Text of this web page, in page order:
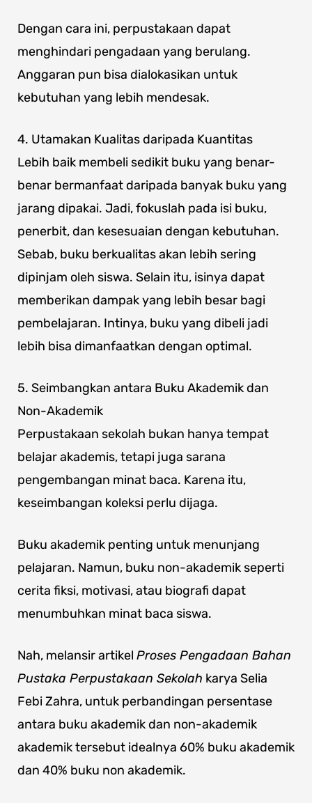
Dengan cara ini, perpustakaan dapat
menghindari pengadaan yang berulang.
Anggaran pun bisa dialokasikan untuk
kebutuhan yang lebih mendesak.
4. Utamakan Kualitas daripada Kuantitas
Lebih baik membeli sedikit buku yang benar-
benar bermanfaat daripada banyak buku yang
jarang dipakai. Jadi, fokuslah pada isi buku,
penerbit, dan kesesuaian dengan kebutuhan.
Sebab, buku berkualitas akan lebih sering
dipinjam oleh siswa. Selain itu, isinya dapat
memberikan dampak yang lebih besar bagi
pembelajaran. Intinya, buku yang dibeli jadi
lebih bisa dimanfaatkan dengan optimal.
5. Seimbangkan antara Buku Akademik dan
Non-Akademik
Perpustakaan sekolah bukan hanya tempat
belajar akademis, tetapi juga sarana
pengembangan minat baca. Karena itu,
keseimbangan koleksi perlu dijaga.
Buku akademik penting untuk menunjang
pelajaran. Namun, buku non-akademik seperti
cerita fiksi, motivasi, atau biografi dapat
menumbuhkan minat baca siswa.
Nah, melansir artikel Proses Pengadaan Bahan
Pustaka Perpustakaan Sekolah karya Selia
Febi Zahra, untuk perbandingan persentase
antara buku akademik dan non-akademik
akademik tersebut idealnya 60% buku akademik
dan 40% buku non akademik.